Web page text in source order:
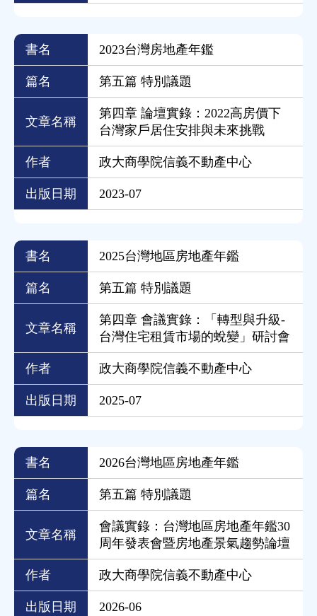
書名 2023台灣房地產年鑑
篇名 第五篇 特別議題
文章名稱
第四章 論壇實錄：2022高房價下
台灣家戶居住安排與未來挑戰
作者 政大商學院信義不動產中心
出版日期 2023-07
書名 2025台灣地區房地產年鑑
篇名 第五篇 特別議題
文章名稱
第四章 會議實錄：「轉型與升級-
台灣住宅租賃市場的蛻變」研討會
作者 政大商學院信義不動產中心
出版日期 2025-07
書名 2026台灣地區房地產年鑑
篇名 第五篇 特別議題
文章名稱
會議實錄：台灣地區房地產年鑑30
周年發表會暨房地產景氣趨勢論壇
作者 政大商學院信義不動產中心
出版日期 2026-06